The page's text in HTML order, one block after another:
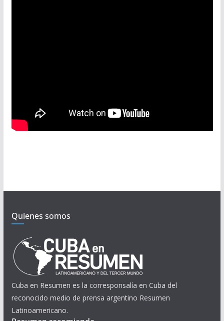
Quienes somos
Cuba en Resumen es la corresponsalía en Cuba del
reconocido medio de prensa argentino Resumen
Latinoamericano.